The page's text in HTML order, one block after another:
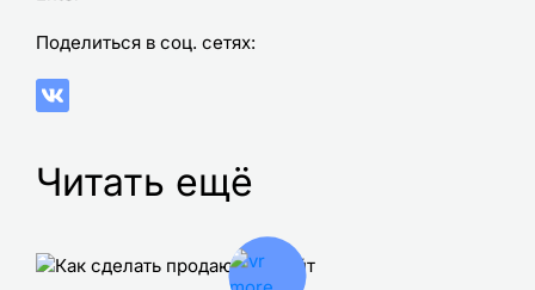
Поделиться в соц. сетях:
Читать ещё